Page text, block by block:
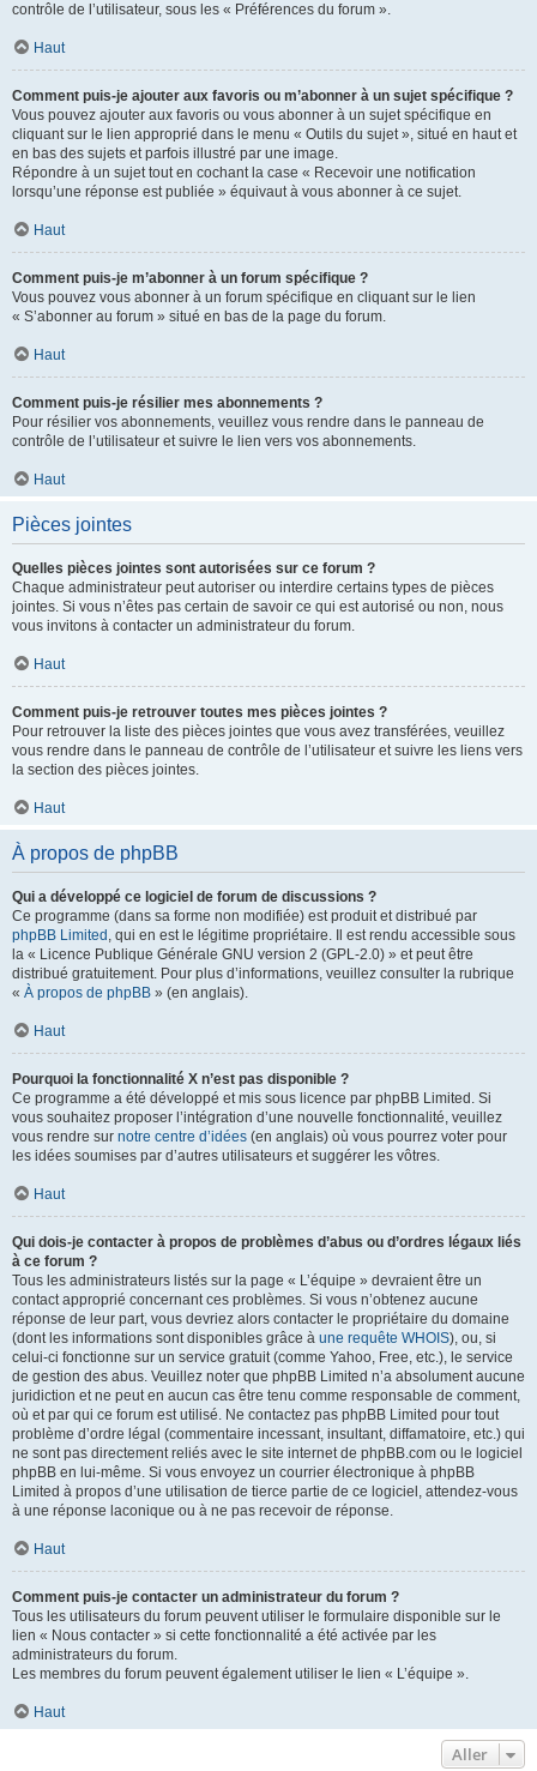
contrôle de l’utilisateur, sous les « Préférences du forum ».
Haut
Comment puis-je ajouter aux favoris ou m’abonner à un sujet spécifique ?
Vous pouvez ajouter aux favoris ou vous abonner à un sujet spécifique en
cliquant sur le lien approprié dans le menu « Outils du sujet », situé en haut et
en bas des sujets et parfois illustré par une image.
Répondre à un sujet tout en cochant la case « Recevoir une notification
lorsqu’une réponse est publiée » équivaut à vous abonner à ce sujet.
Haut
Comment puis-je m’abonner à un forum spécifique ?
Vous pouvez vous abonner à un forum spécifique en cliquant sur le lien
« S’abonner au forum » situé en bas de la page du forum.
Haut
Comment puis-je résilier mes abonnements ?
Pour résilier vos abonnements, veuillez vous rendre dans le panneau de
contrôle de l’utilisateur et suivre le lien vers vos abonnements.
Haut
Pièces jointes
Quelles pièces jointes sont autorisées sur ce forum ?
Chaque administrateur peut autoriser ou interdire certains types de pièces
jointes. Si vous n’êtes pas certain de savoir ce qui est autorisé ou non, nous
vous invitons à contacter un administrateur du forum.
Haut
Comment puis-je retrouver toutes mes pièces jointes ?
Pour retrouver la liste des pièces jointes que vous avez transférées, veuillez
vous rendre dans le panneau de contrôle de l’utilisateur et suivre les liens vers
la section des pièces jointes.
Haut
À propos de phpBB
Qui a développé ce logiciel de forum de discussions ?
Ce programme (dans sa forme non modifiée) est produit et distribué par
phpBB Limited , qui en est le légitime propriétaire. Il est rendu accessible sous
la « Licence Publique Générale GNU version 2 (GPL-2.0) » et peut être
distribué gratuitement. Pour plus d’informations, veuillez consulter la rubrique
« À propos de phpBB » (en anglais).
Haut
Pourquoi la fonctionnalité X n’est pas disponible ?
Ce programme a été développé et mis sous licence par phpBB Limited. Si
vous souhaitez proposer l’intégration d’une nouvelle fonctionnalité, veuillez
vous rendre sur notre centre d’idées (en anglais) où vous pourrez voter pour
les idées soumises par d’autres utilisateurs et suggérer les vôtres.
Haut
Qui dois-je contacter à propos de problèmes d’abus ou d’ordres légaux liés
à ce forum ?
Tous les administrateurs listés sur la page « L’équipe » devraient être un
contact approprié concernant ces problèmes. Si vous n’obtenez aucune
réponse de leur part, vous devriez alors contacter le propriétaire du domaine
(dont les informations sont disponibles grâce à une requête WHOIS), ou, si
celui-ci fonctionne sur un service gratuit (comme Yahoo, Free, etc.), le service
de gestion des abus. Veuillez noter que phpBB Limited n’a absolument aucune
juridiction et ne peut en aucun cas être tenu comme responsable de comment,
où et par qui ce forum est utilisé. Ne contactez pas phpBB Limited pour tout
problème d’ordre légal (commentaire incessant, insultant, diffamatoire, etc.) qui
ne sont pas directement reliés avec le site internet de phpBB.com ou le logiciel
phpBB en lui-même. Si vous envoyez un courrier électronique à phpBB
Limited à propos d’une utilisation de tierce partie de ce logiciel, attendez-vous
à une réponse laconique ou à ne pas recevoir de réponse.
Haut
Comment puis-je contacter un administrateur du forum ?
Tous les utilisateurs du forum peuvent utiliser le formulaire disponible sur le
lien « Nous contacter » si cette fonctionnalité a été activée par les
administrateurs du forum.
Les membres du forum peuvent également utiliser le lien « L’équipe ».
Haut
Aller